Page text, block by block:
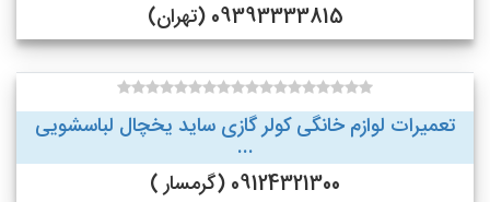
09393333815 (تهران)
تعمیرات لوازم خانگی کولر گازی ساید یخچال لباسشویی
...
09124321300 (گرمسار )